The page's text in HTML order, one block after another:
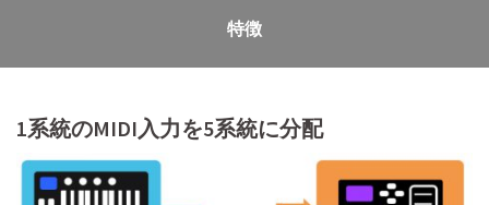
特徴
1系統のMIDI入力を5系統に分配